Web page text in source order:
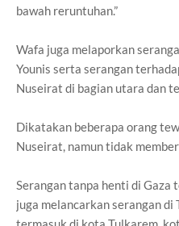
bawah reruntuhan.”
Wafa juga melaporkan
Younis serta serangan
Nuseirat di bagian utara dan
Dikatakan beberapa orang
Nuseirat, namun tidak
Serangan tanpa henti di
juga melancarkan serangan di